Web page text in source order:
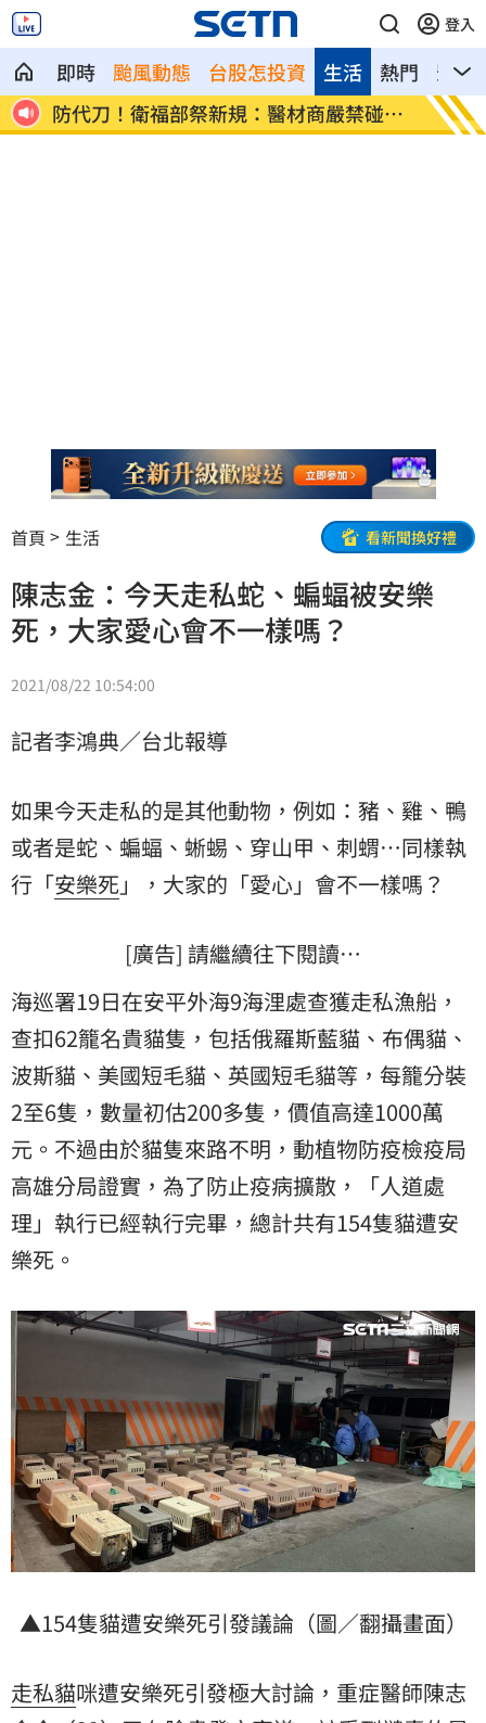
登入
即時 颱風動態 台股怎投資 熱門 影音
生活
病
外資狂提款！國家隊3億護「這檔金融股
」
姜厚
首頁 生活 看新聞換好禮
陳志金：今天走私蛇、蝙蝠被安樂
死，大家愛心會不一樣嗎？
2021/08/22 10:54:00
記者李鴻典／台北報導
如果今天走私的是其他動物，例如：豬、雞、鴨
或者是蛇、蝙蝠、蜥蜴、穿山甲、刺蝟…同樣執
行「安樂死」，大家的「愛心」會不一樣嗎？
[廣告] 請繼續往下閱讀…
海巡署19日在安平外海9海浬處查獲走私漁船，
查扣62籠名貴貓隻，包括俄羅斯藍貓、布偶貓、
波斯貓、美國短毛貓、英國短毛貓等，每籠分裝
2至6隻，數量初估200多隻，價值高達1000萬
元。不過由於貓隻來路不明，動植物防疫檢疫局
高雄分局證實，為了防止疫病擴散，「人道處
理」執行已經執行完畢，總計共有154隻貓遭安
樂死。
▲154隻貓遭安樂死引發議論（圖／翻攝畫面）
走私貓咪遭安樂死引發極大討論，重症醫師陳志